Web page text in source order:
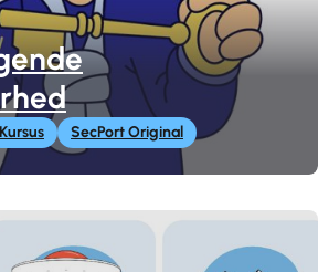
Kursus SecPort Original